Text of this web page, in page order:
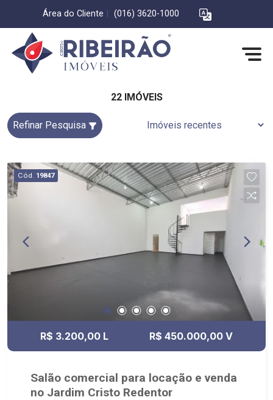
Área do Cliente (016) 3620-1000
22 IMÓVEIS
Refinar Pesquisa
Cód. 19847
R$ 3.200,00 L R$ 450.000,00 V
Salão comercial para locação e venda
no Jardim Cristo Redentor